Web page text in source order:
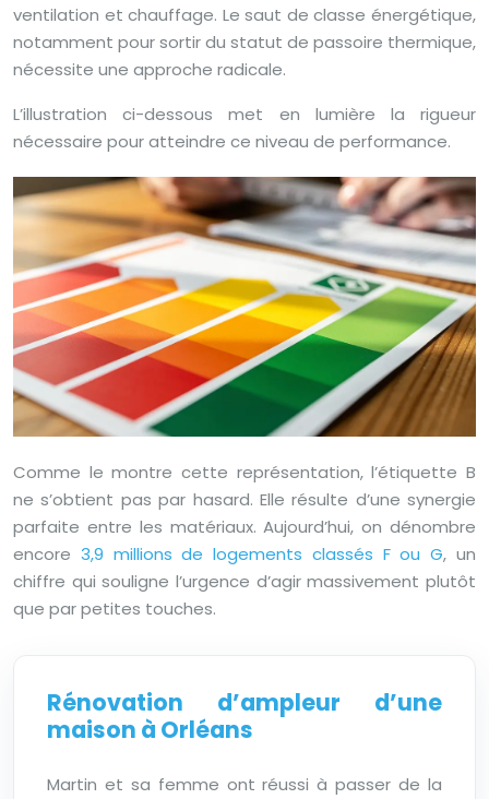
ventilation et chauffage. Le saut de classe énergétique,
notamment pour sortir du statut de passoire thermique,
nécessite une approche radicale.
L’illustration ci-dessous met en lumière la rigueur
nécessaire pour atteindre ce niveau de performance.
Comme le montre cette représentation, l’étiquette B
ne s’obtient pas par hasard. Elle résulte d’une synergie
parfaite entre les matériaux. Aujourd’hui, on dénombre
encore 3,9 millions de logements classés F ou G, un
chiffre qui souligne l’urgence d’agir massivement plutôt
que par petites touches.
Rénovation d’ampleur d’une
maison à Orléans
Martin et sa femme ont réussi à passer de la